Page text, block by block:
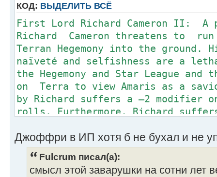
КОД: ВЫДЕЛИТЬ ВСЁ
First Lord Richard Cameron II: A
Richard Cameron threatens to
Terran Hegemony into the ground.
naïveté and selfishness are a
the Hegemony and Star League and
on Terra to view Amaris as a
by Richard suffers a –2
rolls. Furthermore, Richard
nature means any social Skill
modifier. He also suffers from
–2-TP Compulsion Trait
to alcohol, sex and drugs).
Джоффри в ИП хотя б не бухал и не
Fulcrum писал(а):
смысл этой заварушки на сотни лет